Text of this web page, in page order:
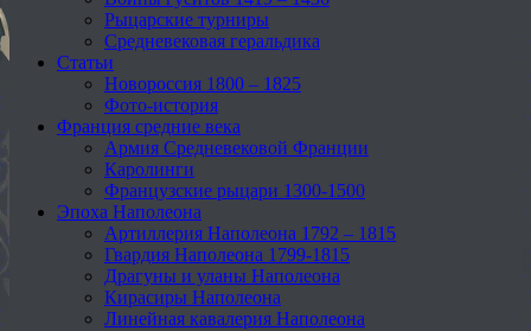
Рыцарские турниры
Средневековая геральдика
Статьи
Новороссия 1800 – 1825
Фото-история
Франция средние века
Армия Средневековой Франции
Каролинги
Французские рыцари 1300-1500
Эпоха Наполеона
Артиллерия Наполеона 1792 – 1815
Гвардия Наполеона 1799-1815
Драгуны и уланы Наполеона
Кирасиры Наполеона
Линейная кавалерия Наполеона